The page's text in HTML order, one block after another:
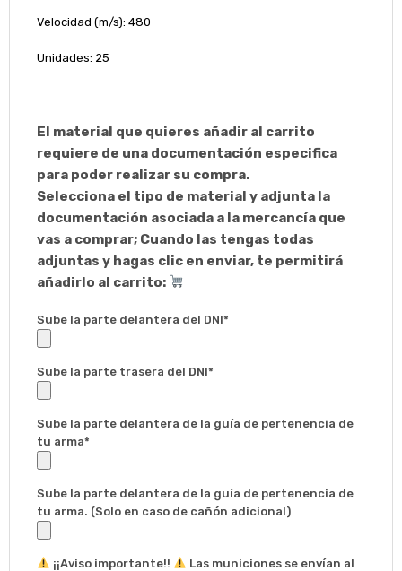
Velocidad (m/s): 480
Unidades: 25
El material que quieres añadir al carrito
requiere de una documentación especifica
para poder realizar su compra.
Selecciona el tipo de material y adjunta la
documentación asociada a la mercancía que
vas a comprar; Cuando las tengas todas
adjuntas y hagas clic en enviar, te permitirá
añadirlo al carrito:
Sube la parte delantera del DNI*
Sube la parte trasera del DNI*
Sube la parte delantera de la guía de pertenencia de
tu arma*
Sube la parte delantera de la guía de pertenencia de
tu arma. (Solo en caso de cañón adicional)
¡¡Aviso importante!!
Las municiones se envían al